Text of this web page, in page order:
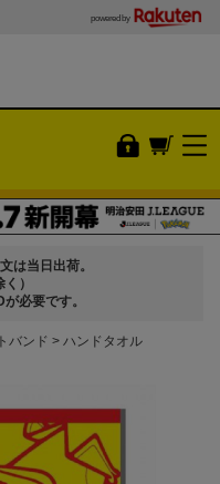
powered by
は当日出荷。
）
必要です。
バンド ハンドタオル